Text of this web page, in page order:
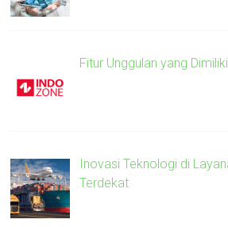
Fitur Unggulan yang
Inovasi Teknologi di
Terdekat